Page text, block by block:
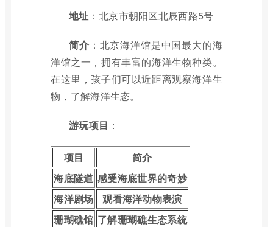
地址 ：北京市朝阳区北辰西路5号
简介 ：北京海洋馆是中国最大的海
洋馆之一，拥有丰富的海洋生物种类。
在这里，孩子们可以近距离观察海洋生
物，了解海洋生态。
游玩项目 ：
项目
简介
海底隧道 感受海底世界的奇妙
海洋剧场
观看海洋动物表演
珊瑚礁馆 了解珊瑚礁生态系统